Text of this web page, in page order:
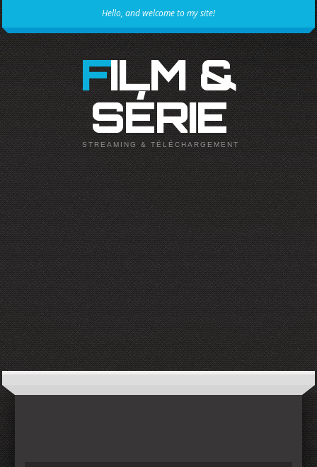
Hello, and welcome to my site!
FILM &
SÉRIE
STREAMING & TÉLÉCHARGEMENT